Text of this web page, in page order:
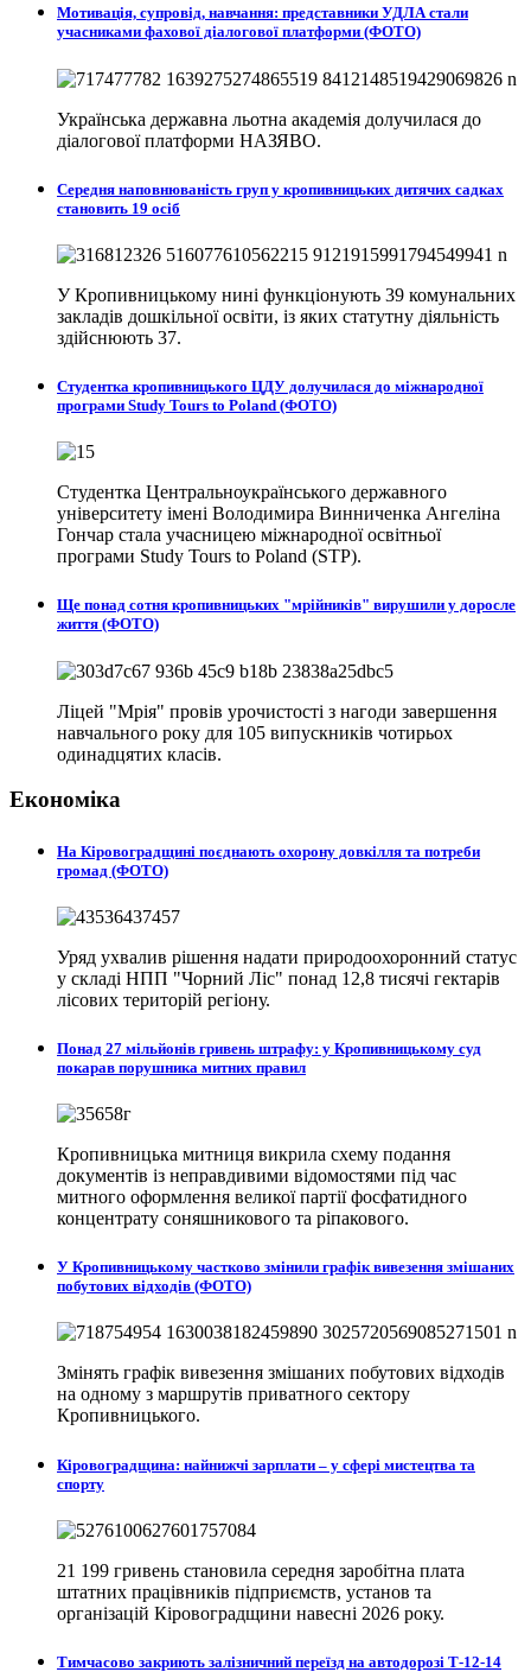
Мотивація, супровід, навчання: представники УДЛА стали
учасниками фахової діалогової платформи (ФОТО)
Українська державна льотна академія долучилася до
діалогової платформи НАЗЯВО.
Середня наповнюваність груп у кропивницьких дитячих садках
становить 19 осіб
У Кропивницькому нині функціонують 39 комунальних
закладів дошкільної освіти, із яких статутну діяльність
здійснюють 37.
Студентка кропивницького ЦДУ долучилася до міжнародної
програми Study Tours to Poland (ФОТО)
Студентка Центральноукраїнського державного
університету імені Володимира Винниченка Ангеліна
Гончар стала учасницею міжнародної освітньої
програми Study Tours to Poland (STP).
Ще понад сотня кропивницьких "мрійників" вирушили у доросле
життя (ФОТО)
Ліцей "Мрія" провів урочистості з нагоди завершення
навчального року для 105 випускників чотирьох
одинадцятих класів.
Економіка
На Кіровоградщині поєднають охорону довкілля та потреби
громад (ФОТО)
Уряд ухвалив рішення надати природоохоронний статус
у складі НПП "Чорний Ліс" понад 12,8 тисячі гектарів
лісових територій регіону.
Понад 27 мільйонів гривень штрафу: у Кропивницькому суд
покарав порушника митних правил
Кропивницька митниця викрила схему подання
документів із неправдивими відомостями під час
митного оформлення великої партії фосфатидного
концентрату соняшникового та ріпакового.
У Кропивницькому частково змінили графік вивезення змішаних
побутових відходів (ФОТО)
Змінять графік вивезення змішаних побутових відходів
на одному з маршрутів приватного сектору
Кропивницького.
Кіровоградщина: найнижчі зарплати – у сфері мистецтва та
спорту
21 199 гривень становила середня заробітна плата
штатних працівників підприємств, установ та
організацій Кіровоградщини навесні 2026 року.
Тимчасово закриють залізничний переїзд на автодорозі Т-12-14